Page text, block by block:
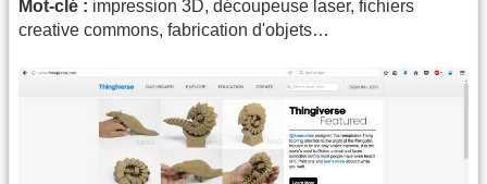
Mot-clé : impression 3D, découpeuse laser, fichiers
creative commons, fabrication d'objets…